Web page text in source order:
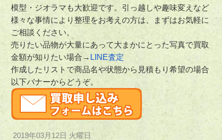
模型・ジオラマも大歓迎です。引っ越しや趣味変えなど
様々な事情により整理をお考えの方は、まずはお気軽に
ご相談ください。
売りたい品物が大量にあって大まかにとった写真で買取
金額が知りたい場合→ LINE査定
作成したリストで商品名や状態から見積もり希望の場合
以下バナーからどうぞ。
2019年03月12日 火曜日